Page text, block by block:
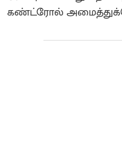
கண்ட்ரோல்